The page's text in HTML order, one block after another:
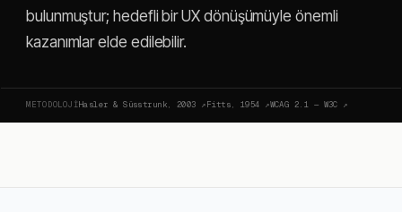
bulunmuştur; hedefli bir UX dönüşümüyle önemli
kazanımlar elde edilebilir.
METODOLOJIHasler & Süsstrunk, 2003 ↗Fitts, 1954 ↗WCAG 2.1 — W3C ↗